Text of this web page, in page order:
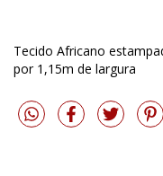
Tecido Africano
por 1,15m de largura